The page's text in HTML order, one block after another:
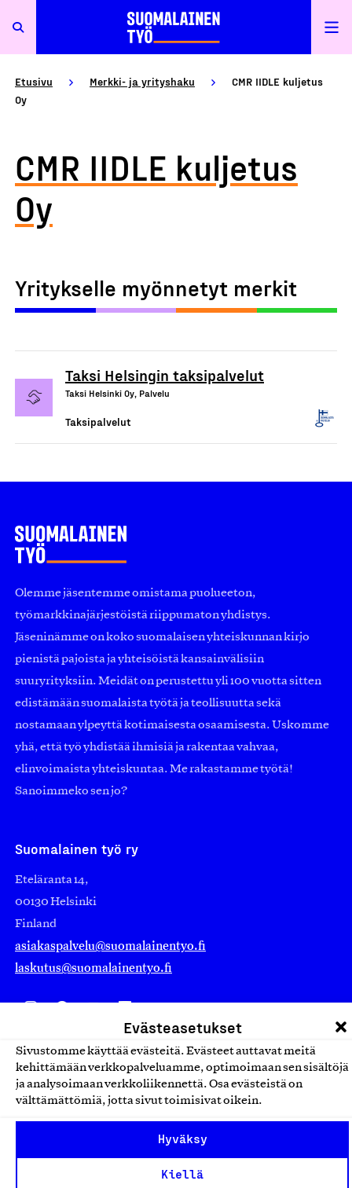
Evästeasetukset
Sivustomme käyttää evästeitä. Evästeet auttavat meitä
kehittämään verkkopalveluamme, optimoimaan sen sisältöjä
ja analysoimaan verkkoliikennettä. Osa evästeistä on
välttämättömiä, jotta sivut toimisivat oikein.
Hyväksy
Kiellä
Etusivu Merkki- ja yrityshaku
CMR IIDLE kuljetus
Oy
CMR IIDLE kuljetus
Oy
Yritykselle myönnetyt merkit
Taksi Helsingin taksipalvelut
Taksi Helsinki Oy, Palvelu
Taksipalvelut
Olemme jäsentemme omistama puolueeton,
työmarkkinajärjestöistä riippumaton yhdistys.
Jäseninämme on koko suomalaisen yhteiskunnan kirjo
pienistä pajoista ja yhteisöistä kansainvälisiin
suuryrityksiin. Meidät on perustettu yli 100 vuotta sitten
edistämään suomalaista työtä ja teollisuutta sekä
nostamaan ylpeyttä kotimaisesta osaamisesta. Uskomme
yhä, että työ yhdistää ihmisiä ja rakentaa vahvaa,
elinvoimaista yhteiskuntaa. Me rakastamme työtä!
Sanoimmeko sen jo?
Suomalainen työ ry
Eteläranta 14,
00130 Helsinki
Finland
asiakaspalvelu@suomalainentyo.fi
laskutus@suomalainentyo.fi
Avainlippu